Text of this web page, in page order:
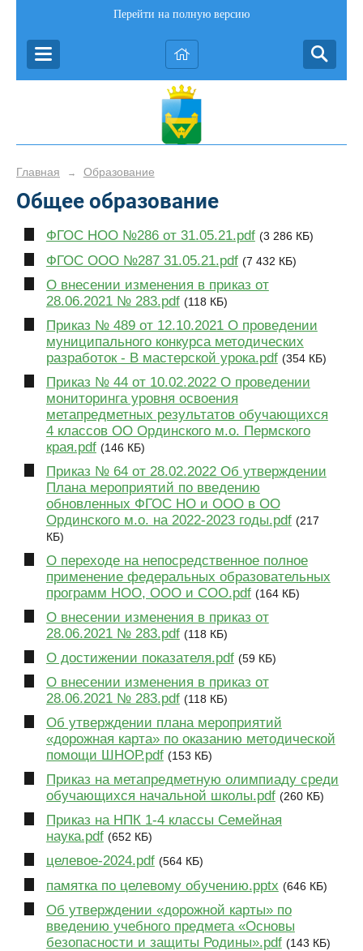
Перейти на полную версию
Главная → Образование
Общее образование
ФГОС НОО №286 от 31.05.21.pdf (3 286 КБ)
ФГОС ООО №287 31.05.21.pdf (7 432 КБ)
О внесении изменения в приказ от
28.06.2021 № 283.pdf (118 КБ)
Приказ № 489 от 12.10.2021 О проведении
муниципального конкурса методических
разработок - В мастерской урока.pdf (354 КБ)
Приказ № 44 от 10.02.2022 О проведении
мониторинга уровня освоения
метапредметных результатов обучающихся
4 классов ОО Ординского м.о. Пермского
края.pdf (146 КБ)
Приказ № 64 от 28.02.2022 Об утверждении
Плана мероприятий по введению
обновленных ФГОС НО и ООО в ОО
Ординского м.о. на 2022-2023 годы.pdf (217
КБ)
О переходе на непосредственное полное
применение федеральных образовательных
программ НОО, ООО и СОО.pdf (164 КБ)
О внесении изменения в приказ от
28.06.2021 № 283.pdf (118 КБ)
О достижении показателя.pdf (59 КБ)
О внесении изменения в приказ от
28.06.2021 № 283.pdf (118 КБ)
Об утверждении плана мероприятий
«дорожная карта» по оказанию методической
помощи ШНОР.pdf (153 КБ)
Приказ на метапредметную олимпиаду среди
обучающихся начальной школы.pdf (260 КБ)
Приказ на НПК 1-4 классы Семейная
наука.pdf (652 КБ)
целевое-2024.pdf (564 КБ)
памятка по целевому обучению.pptx (646 КБ)
Об утверждении «дорожной карты» по
введению учебного предмета «Основы
безопасности и защиты Родины».pdf (143 КБ)